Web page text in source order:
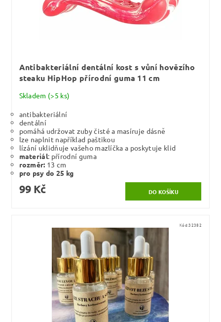
Antibakteriální dentální kost s vůní hovězího
steaku HipHop přírodní guma 11 cm
Skladem (>5 ks)
antibakteriální
dentální
pomáhá udržovat zuby čisté a masíruje dásně
lze naplnit například paštikou
lízání uklidňuje vašeho mazlíčka a poskytuje klid
materiál: přírodní guma
rozměr: 13 cm
pro psy do 25 kg
99 Kč
Kód:32382